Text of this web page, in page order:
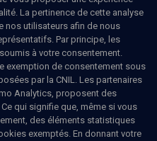
La pertinence de cette analyse
nos utilisateurs afin de nous
Par principe, les
à votre consentement.
exemption de consentement sous
par la CNIL. Les partenaires
Analytics, proposent des
qui signifie que, même si vous
des éléments statistiques
exemptés. En donnant votre